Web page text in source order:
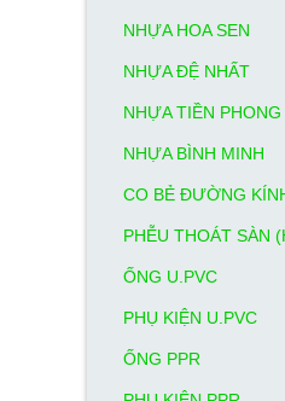
NHỰA HOA SEN
NHỰA ĐỆ NHẤT
NHỰA TIỀN PHONG
NHỰA BÌNH MINH
CO BẺ ĐƯỜNG
ỐNG U.PVC
PHỤ KIỆN U.PVC
ỐNG PPR